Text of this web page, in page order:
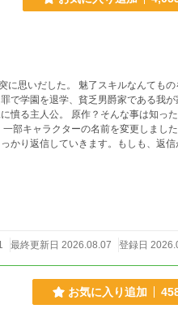
に思いだした。 魅了スキルなんてもの
で学園を退学、貧乏男爵家である我が
憤る主人公。 原作？そんな事は知った
かり返信していきます。もしも、返信
最終更新日 2026.08.07 登録日
お気に入り追加